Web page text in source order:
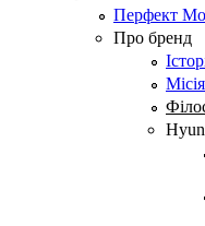
Перфект
Про бренд